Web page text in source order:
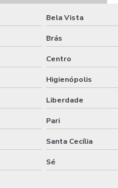
Bela Vista
Brás
Centro
Higienópolis
Liberdade
Pari
Santa Cecília
Sé